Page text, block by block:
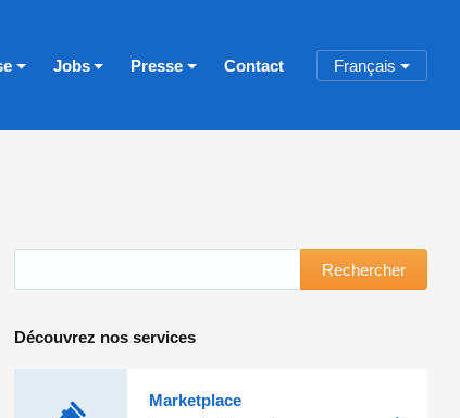
Jobs Presse Contact Français
Rechercher
Découvrez nos services
Marketplace